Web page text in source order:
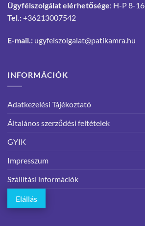
Ügyfélszolgálat elérhetősége: H-P 8-16
Tel.:+36213007542
E-mail.: ugyfelszolgalat@patikamra.hu
INFORMÁCIÓK
Adatkezelési Tájékoztató
Általános szerződési feltételek
GYIK
Impresszum
Szállítási információk
Elállás